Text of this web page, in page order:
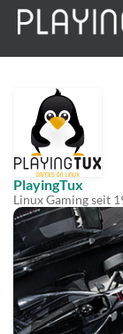
PlayingTux
Linux Gaming seit